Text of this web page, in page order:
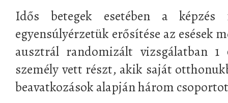
Idős betegek esetében a
egyensúlyérzetük erősítése az esések
ausztrál randomizált vizsgálatban
személy vett részt, akik saját
beavatkozások alapján három